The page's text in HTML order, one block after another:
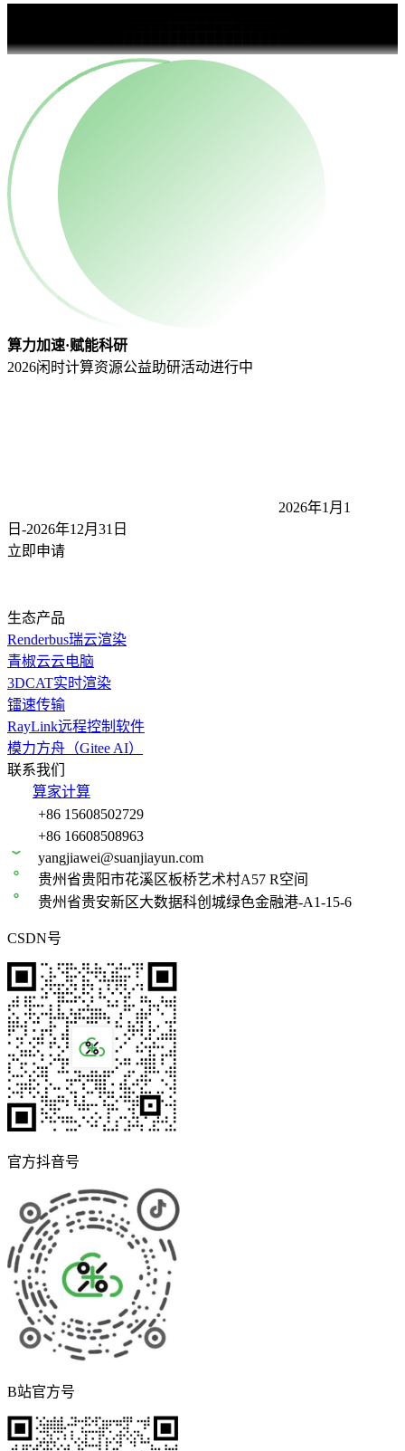
算力加速·赋能科研
2026闲时计算资源公益助研活动进行中
2026年1月1
日-2026年12月31 日
立即申请
生态产品
Renderbus瑞云渲染
青椒云云电脑
3DCAT实时渲染
镭速传输
RayLink远程控制软件
模力方舟（Gitee AI）
联系我们
算家计算
+86 15608502729
+86 16608508963
yangjiawei@suanjiayun.com
贵州省贵阳市花溪区板桥艺术村A57 R空间
贵州省贵安新区大数据科创城绿色金融港-A1-15-6
CSDN号
官方抖音号
B站官方号